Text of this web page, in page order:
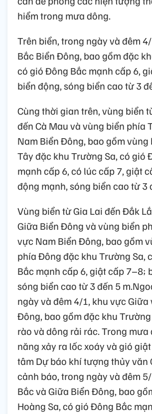
hiểm trong mưa dông.
Trên biển, trong ngày và đêm
Bắc Biển Đông, bao gồm đặc
có gió Đông Bắc mạnh cấp 6,
biển động, sóng biển cao từ 3
Cùng thời gian trên, vùng biển
đến Cà Mau và vùng biển phía
Nam Biển Đông, bao gồm vùng
Tây đặc khu Trường Sa, có gió
mạnh cấp 6, có lúc cấp 7, giật
động mạnh, sóng biển cao từ 3
Vùng biển từ Gia Lai đến Đắk
Giữa Biển Đông và vùng biển
vực Nam Biển Đông, bao gồm
phía Đông đặc khu Trường Sa,
Bắc mạnh cấp 6, giật cấp 7–8;
sóng biển cao từ 3 đến 5
ngày và đêm 4/1, khu vực Giữa
Đông, bao gồm đặc khu
rào và dông rải rác. Trong mưa
năng xảy ra lốc xoáy và gió
tâm Dự báo khí tượng thủy văn
cảnh báo, trong ngày và đêm
Bắc và Giữa Biển Đông, bao
Hoàng Sa, có gió Đông Bắc